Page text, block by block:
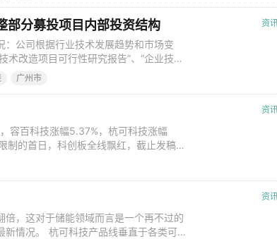
资
部分募投项目内部投资结构
公司根据行业技术发展趋势和市场变
改造项目可行性研究报告”、“企业技术
修订，并对项目内部投资结构进行调
广州市
资
容百科技涨幅5.37%，杭可科技涨幅
的首日，科创板全线飘红，截止发稿，
幅5.37%，杭可科技涨幅5.22%，嘉元科
资
，这对于储能领域而言是一个再不过的
新情况。 杭可科技产品线垂直于各类可